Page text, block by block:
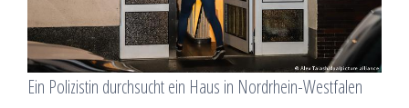
Ein Polizistin durchsucht ein Haus in Nordrhein-Westfalen